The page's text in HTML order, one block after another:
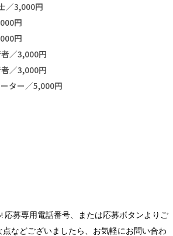
／3,000円
円
円
／3,000円
／3,000円
ター／5,000円
応募専用電話番号、または応募ボタンよりご
などございましたら、お気軽にお問い合わ